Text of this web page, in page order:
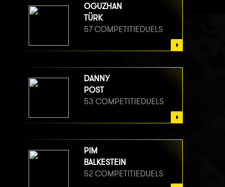
OGUZHAN
TÜRK
57 COMPETITIEDUELS
DANNY
POST
53 COMPETITIEDUELS
PIM
BALKESTEIN
52 COMPETITIEDUELS